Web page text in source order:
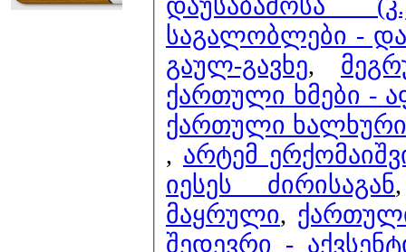
საგალობლები -
გაულ-გავხე,
ქართული ხმები -
ქართული ხალხური
, არტემ
იესეს ძირისაგან
მაყრული,
შედევრი -